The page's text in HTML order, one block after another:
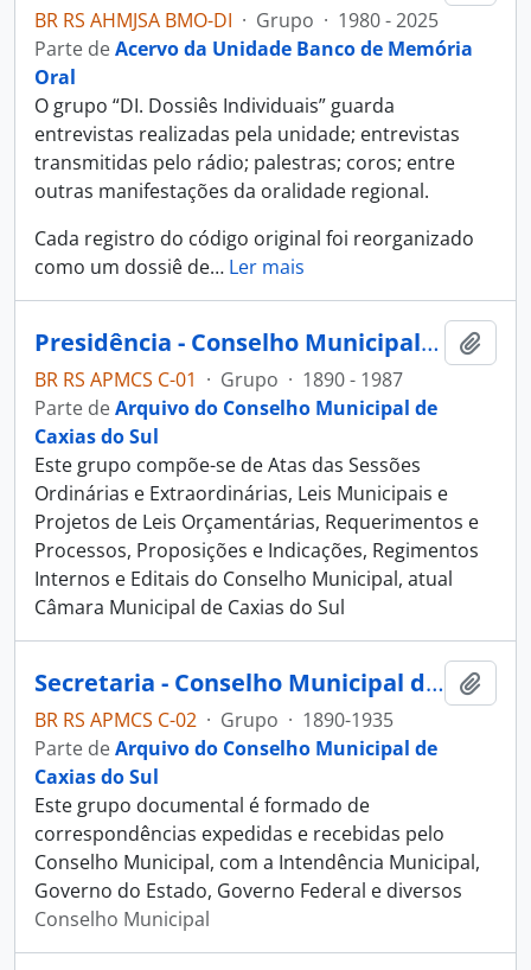
BR RS AHMJSA BMO-DI · Grupo · 1980 - 2025
Parte deAcervo da Unidade Banco de Memória
Oral
O grupo “DI. Dossiês Individuais” guarda
entrevistas realizadas pela unidade; entrevistas
transmitidas pelo rádio; palestras; coros; entre
outras manifestações da oralidade regional.
Cada registro do código original foi reorganizado
como um dossiê de… Ler mais
Presidência - Conselho Municipal de Caxias do Sul
BR RS APMCS C-01 · Grupo · 1890 - 1987
Parte deArquivo do Conselho Municipal de
Caxias do Sul
Este grupo compõe-se de Atas das Sessões
Ordinárias e Extraordinárias, Leis Municipais e
Projetos de Leis Orçamentárias, Requerimentos e
Processos, Proposições e Indicações, Regimentos
Internos e Editais do Conselho Municipal, atual
Câmara Municipal de Caxias do Sul
Secretaria - Conselho Municipal de Caxias do Sul
BR RS APMCS C-02 · Grupo · 1890-1935
Parte deArquivo do Conselho Municipal de
Caxias do Sul
Este grupo documental é formado de
correspondências expedidas e recebidas pelo
Conselho Municipal, com a Intendência Municipal,
Governo do Estado, Governo Federal e diversos
Conselho Municipal